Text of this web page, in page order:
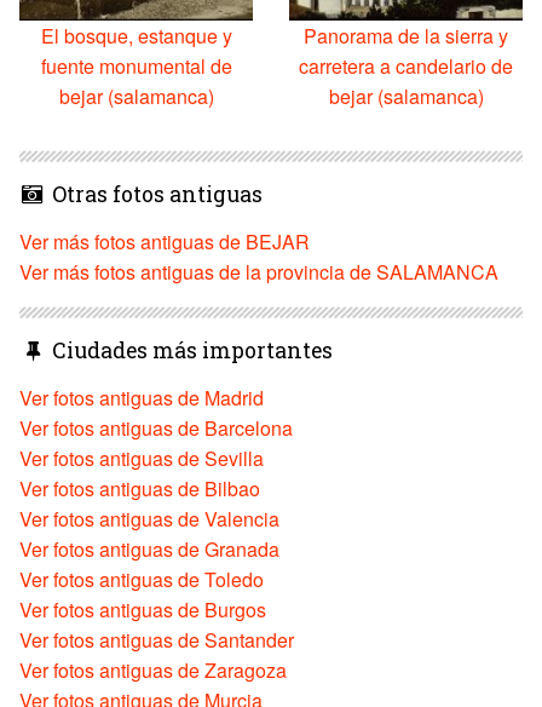
El bosque, estanque y
fuente monumental de
bejar (salamanca)
Panorama de la sierra y
carretera a candelario de
bejar (salamanca)
Otras fotos antiguas
Ver más fotos antiguas de BEJAR
Ver más fotos antiguas de la provincia de SALAMANCA
Ciudades más importantes
Ver fotos antiguas de Madrid
Ver fotos antiguas de Barcelona
Ver fotos antiguas de Sevilla
Ver fotos antiguas de Bilbao
Ver fotos antiguas de Valencia
Ver fotos antiguas de Granada
Ver fotos antiguas de Toledo
Ver fotos antiguas de Burgos
Ver fotos antiguas de Santander
Ver fotos antiguas de Zaragoza
Ver fotos antiguas de Murcia